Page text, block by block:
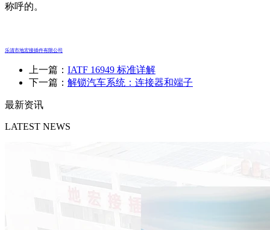
称呼的。
乐清市地宏接插件有限公司
上一篇： IATF 16949 标准详解
下一篇： 解锁汽车系统：连接器和端子
最新资讯
LATEST NEWS